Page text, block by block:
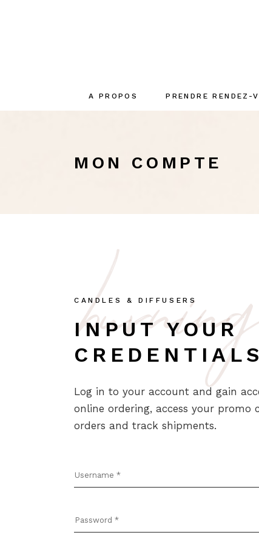
A PROPOS
La créatrice
PRENDRE RENDEZ-
MON COMPTE
burning
CANDLES & DIFFUSERS
INPUT YOUR
CREDENTIALS
Log in to your account and gain
online ordering, access your promo
orders and track shipments.